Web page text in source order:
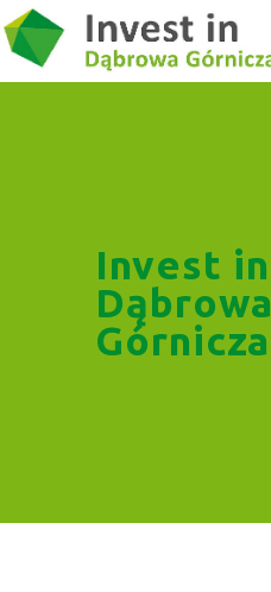
Invest in
Dąbrowa
Górnicza